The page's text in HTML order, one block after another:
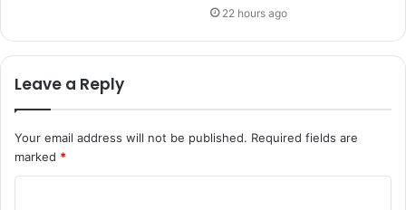
22 hours ago
Leave a Reply
Your email address will not be published. Required fields are
marked *